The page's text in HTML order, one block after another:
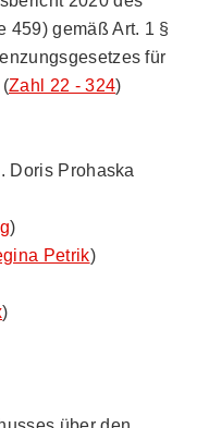
459) gemäß Art. 1 §
für
Zahl 22 - 324)
Doris Prohaska
)
Petrik)
)